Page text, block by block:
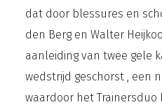
dat door blessures en
den Berg en Walter
aanleiding van twee gele
wedstrijd geschorst , een
waardoor het Trainersduo